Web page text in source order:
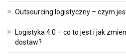
Outsourcing logistyczny – czym
Logistyka 4.0 – co to jest i jak
dostaw?